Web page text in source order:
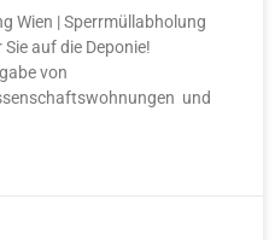
Wien | Sperrmüllabholung
auf die Deponie!
von
und